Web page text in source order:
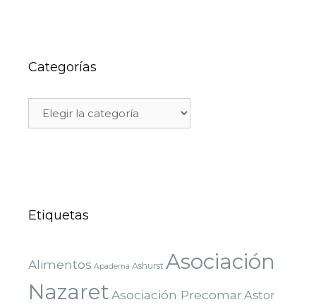
Categorías
Etiquetas
Alimentos Apadema Ashurst Asociación
NazaretAsociación PrecomarAstor